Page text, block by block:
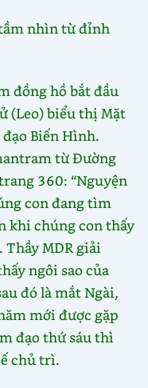
nhìn từ đỉnh
đồng hồ bắt đầu
(Leo) biểu thị Mặt
Biến Hình.
từ Đường
360: “Nguyện
con đang tìm
khi chúng con thấy
Thầy MDR giải
ngôi sao của
đó là mắt Ngài,
mới được gặp
đạo thứ sáu thì
chủ trì.